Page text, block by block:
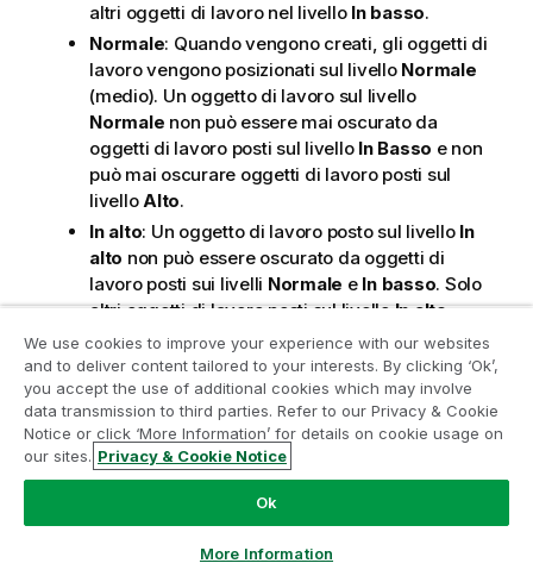
altri oggetti di lavoro nel livello In basso.
Normale: Quando vengono creati, gli oggetti di
lavoro vengono posizionati sul livello Normale
(medio). Un oggetto di lavoro sul livello
Normale non può essere mai oscurato da
oggetti di lavoro posti sul livello In Basso e non
può mai oscurare oggetti di lavoro posti sul
livelloAlto.
In alto: Un oggetto di lavoro posto sul livello In
alto non può essere oscurato da oggetti di
lavoro posti sui livelli Normale e In basso. Solo
altri oggetti di lavoro posti sul livelloIn alto
possono sovrapporsi.
Personalizza: I livelli In Alto,NormaleeIn
Bassocorrispondono ai livelli interni numerati 1,
0 e -1 rispettivamente. È consentito qualsiasi
valore nell'intervallo incluso tra -128 e 127.
Selezionare questa opzione per immettere il
Creazione tema...
Partecipa al programma Analytics
Modernization
Modernizza senza compromettere le tue preziose app
QlikView con il programma Analytics Modernization.
clic qui
ampquestions@qlik.com
We use cookies to improve your experience with our websites
and to deliver content tailored to your interests. By clicking ‘Ok’,
you accept the use of additional cookies which may involve
data transmission to third parties. Refer to our Privacy & Cookie
Notice or click ‘More Information’ for details on cookie usage on
our sites. Privacy & Cookie Notice
Ok
More Information